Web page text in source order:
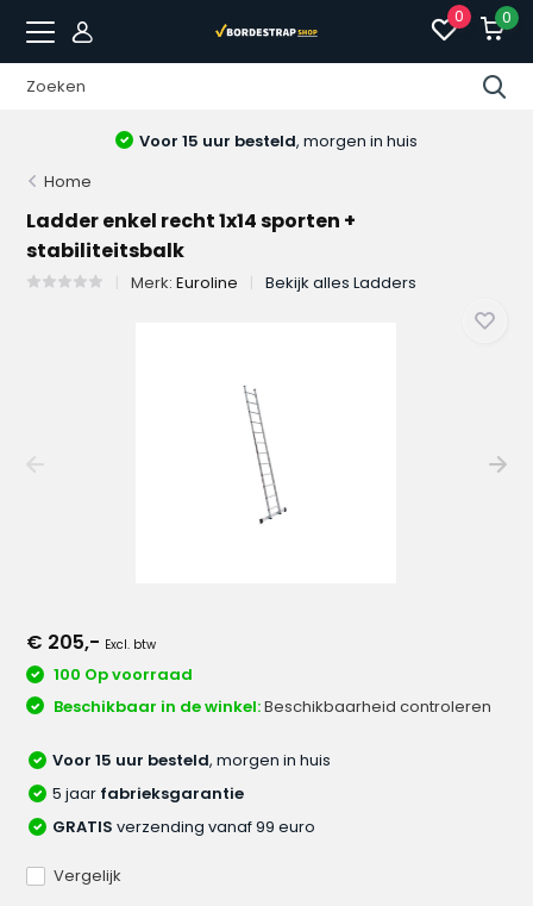
0 0
Voor 15 uur besteld, morgen in huis
Home
Ladder enkel recht 1x14 sporten +
stabiliteitsbalk
Merk:Euroline Bekijk alles Ladders
€ 205,- Excl. btw
100 Op voorraad
Beschikbaar in de winkel:Beschikbaarheid controleren
Voor 15 uur besteld, morgen in huis
5 jaar fabrieksgarantie
GRATIS verzending vanaf 99 euro
Vergelijk